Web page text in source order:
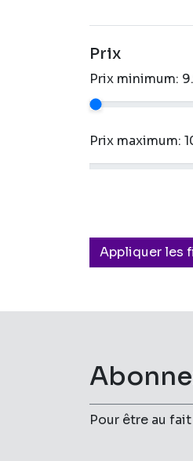
Prix
Prix minimum:
Prix maximum:
Appliquer les
Pour être au